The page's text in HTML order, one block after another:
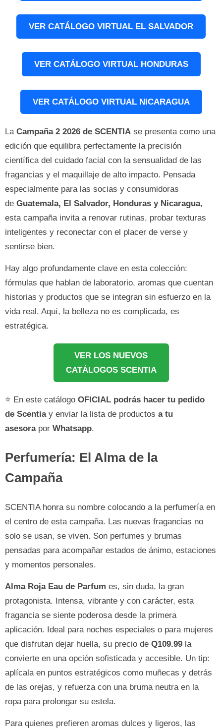
VER CATÁLOGO VIRTUAL EL SALVADOR
VER CATÁLOGO VIRTUAL HONDURAS
VER CATÁLOGO VIRTUAL NICARAGUA
La Campaña 2 2026 de SCENTIA se presenta como una
edición que equilibra perfectamente la precisión
científica del cuidado facial con la sensualidad de las
fragancias y el maquillaje de alto impacto. Pensada
especialmente para las socias y consumidoras
de Guatemala, El Salvador, Honduras y Nicaragua,
esta campaña invita a renovar rutinas, probar texturas
inteligentes y reconectar con el placer de verse y
sentirse bien.
Hay algo profundamente clave en esta colección:
fórmulas que hablan de laboratorio, aromas que cuentan
historias y productos que se integran sin esfuerzo en la
vida real. Aquí, la belleza no es complicada, es
estratégica.
VER LOS NUEVOS
CATÁLOGOS SCENTIA
⭐ En este catálogo OFICIAL podrás hacer tu pedido
de Scentia y enviar la lista de productos a tu
asesora por Whatsapp.
Perfumería: El Alma de la
Campaña
SCENTIA honra su nombre colocando a la perfumería en
el centro de esta campaña. Las nuevas fragancias no
solo se usan, se viven. Son perfumes y brumas
pensadas para acompañar estados de ánimo, estaciones
y momentos personales.
Alma Roja Eau de Parfum es, sin duda, la gran
protagonista. Intensa, vibrante y con carácter, esta
fragancia se siente poderosa desde la primera
aplicación. Ideal para noches especiales o para mujeres
que disfrutan dejar huella, su precio de Q109.99 la
convierte en una opción sofisticada y accesible. Un tip:
aplícala en puntos estratégicos como muñecas y detrás
de las orejas, y refuerza con una bruma neutra en la
ropa para prolongar su estela.
Para quienes prefieren aromas dulces y ligeros, las